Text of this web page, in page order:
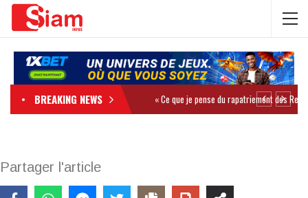
BREAKING NEWS
Partager l'article